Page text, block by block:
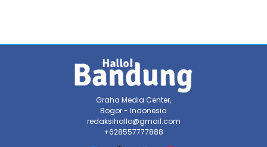
Graha Media Center,
Bogor - Indonesia
redaksihallo@gmail.com
+628557777888